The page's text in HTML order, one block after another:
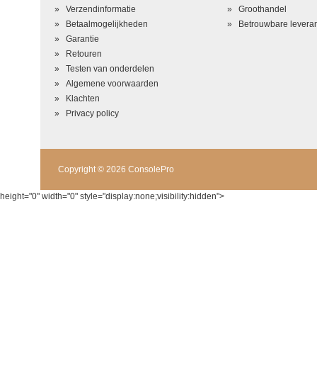
*
BeoordelingVerzendinformatie
Betaalmogelijkheden
Garantie
Retouren
Testen van onderdelen
Algemene voorwaarden
Klachten
Privacy policy
Groothandel
Betrouwbare
Copyright © 2026 ConsolePro
height="0" width="0" style="display:none;visibility:hidden">